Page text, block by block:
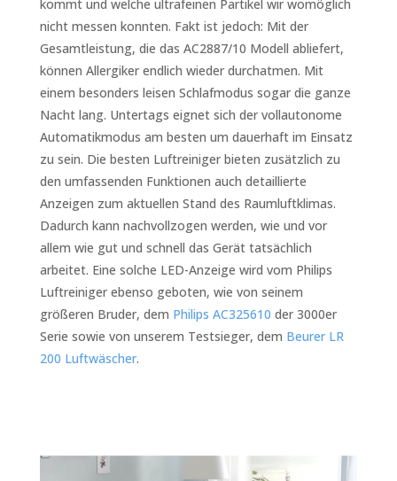
kommt und welche ultrafeinen Partikel wir womöglich
nicht messen konnten. Fakt ist jedoch: Mit der
Gesamtleistung, die das AC2887/10 Modell abliefert,
können Allergiker endlich wieder durchatmen. Mit
einem besonders leisen Schlafmodus sogar die ganze
Nacht lang. Untertags eignet sich der vollautonome
Automatikmodus am besten um dauerhaft im Einsatz
zu sein. Die besten Luftreiniger bieten zusätzlich zu
den umfassenden Funktionen auch detaillierte
Anzeigen zum aktuellen Stand des Raumluftklimas.
Dadurch kann nachvollzogen werden, wie und vor
allem wie gut und schnell das Gerät tatsächlich
arbeitet. Eine solche LED-Anzeige wird vom Philips
Luftreiniger ebenso geboten, wie von seinem
größeren Bruder, dem Philips AC325610 der 3000er
Serie sowie von unserem Testsieger, dem Beurer LR
200 Luftwäscher.